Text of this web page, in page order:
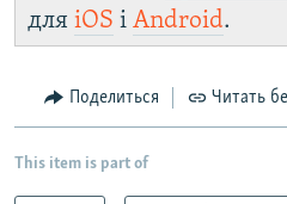
для iOS і Android.
Поделиться Читать
This item is part of